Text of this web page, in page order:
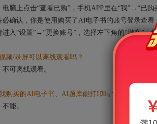
上点击“查看已购”，手机APP里在“我”→“已购
认，你是使用购买了AI电子书的账号登录查看
进入“设置”→“更换账号”，选择左下角的“游客”，
/录屏可以离线观看吗？
离线观看。
买的AI电子书、AI题库能打印吗？
能。